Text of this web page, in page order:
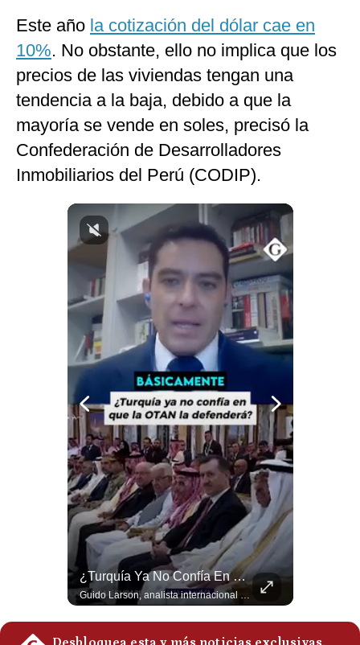
Notas Contratadas
Podcast
Gestión TV
Videos
Fotogalerías
Preguntas
Frecuentes
Este año la cotización del dólar cae en
10%. No obstante, ello no implica que los
precios de las viviendas tengan una
tendencia a la baja, debido a que la
mayoría se vende en soles, precisó la
Confederación de Desarrolladores
Inmobiliarios del Perú (CODIP).
¿Turquía Ya No Confía En Que La OTAN La Defenderá? | Gestión Mundo
Guido Larson, analista internacional plantea un escenario muy fuerte: Turquía estaría buscando nuevas garantías militares porque teme que la OTAN no responda si Israel llegara a atacarla. Luego aparece un elemento decisivo en el nuevo pacto regional: Pakistán es una potencia nuclear. 🚀 ¿Quieres entender el mundo sin ruido? Únete a nuestra comunidad y forma parte del cambio. #GestiónNewsroomLive #NoticiasGlobales #AnálisisGeopolítico #EconomíaMundial #IA #Geopolítica #LatinosEnUSA #NoticiasEnEspañol 👉 Suscríbete y activa la campana para no perderte nuestro análisis diario. 🌎 Síguenos en nuestras redes sociales: 📌 Web oficial: https://gestion.pe/mundo/ 📌 LinkedIn: http://bit.ly/3HYIET0 📌 X (Twitter): http://bit.ly/4noZtX9 📌 TikTok: http://bit.ly/4evB6TO